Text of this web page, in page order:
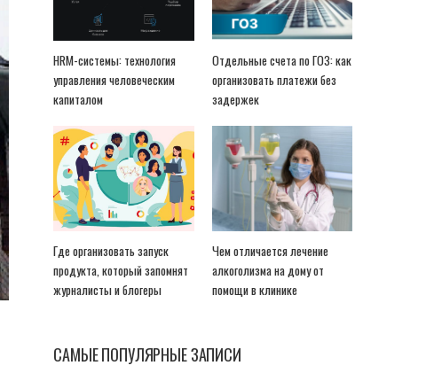
HRM-системы: технология
управления человеческим
капиталом
Отдельные счета по ГОЗ: как
организовать платежи без
задержек
Где организовать запуск
продукта, который запомнят
журналисты и блогеры
Чем отличается лечение
алкоголизма на дому от
помощи в клинике
САМЫЕ ПОПУЛЯРНЫЕ ЗАПИСИ